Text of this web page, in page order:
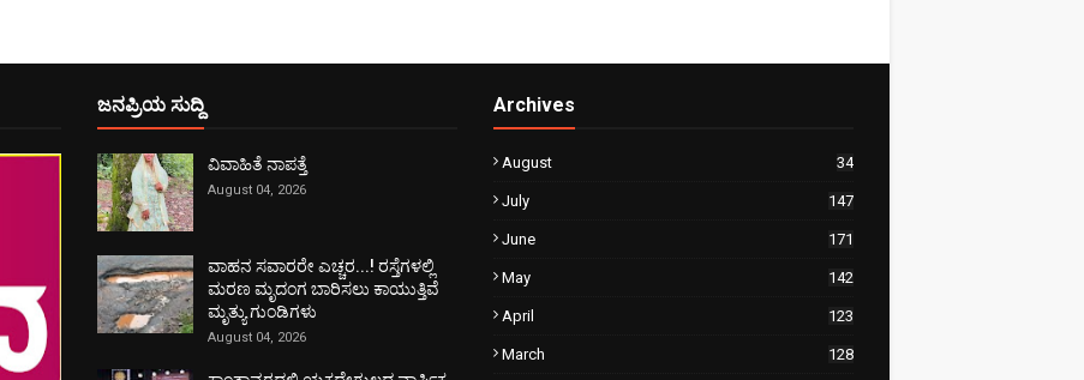
ಜನಪ್ರಿಯ ಸುದ್ದಿ
ವಿವಾಹಿತೆ ನಾಪತ್ತೆ
August 04, 2026
ವಾಹನ ಸವಾರರೇ ಎಚ್ಚರ...! ರಸ್ತೆಗಳಲ್ಲಿ
ಮರಣ ಮೃದಂಗ ಬಾರಿಸಲು ಕಾಯುತ್ತಿವೆ
ಮೃತ್ಯು ಗುಂಡಿಗಳು
August 04, 2026
Archives
August 34
July 147
June 171
May 142
April 123
March 128